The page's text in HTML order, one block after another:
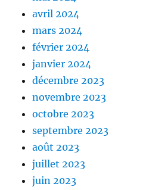
avril 2024
mars 2024
février 2024
janvier 2024
décembre 2023
novembre 2023
octobre 2023
septembre 2023
août 2023
juillet 2023
juin 2023